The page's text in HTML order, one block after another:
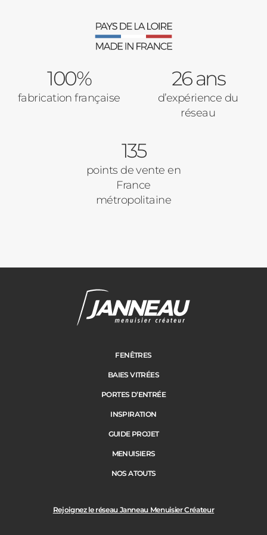
Portail
Code Postal des travaux
100%
fabrication française
26 ans
d’expérience du
réseau
135
points de vente en
France
métropolitaine
Rejoignez le réseau Janneau Menuisier Créateur
FENÊTRES
BAIES VITRÉES
PORTES D’ENTRÉE
INSPIRATION
GUIDE PROJET
MENUISIERS
NOS ATOUTS